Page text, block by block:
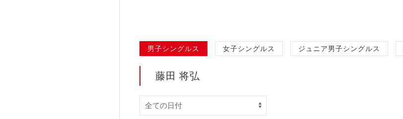
男子シングルス 女子シングルス ジュニア男子シングルス
藤田 将弘